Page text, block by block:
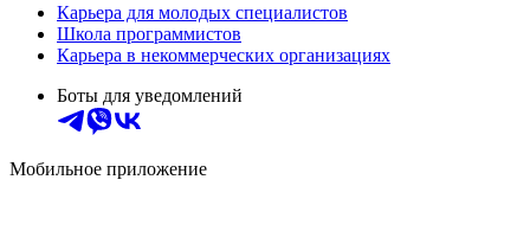
Карьера для молодых специалистов
Школа программистов
Карьера в некоммерческих организациях
Боты для уведомлений
Мобильное приложение